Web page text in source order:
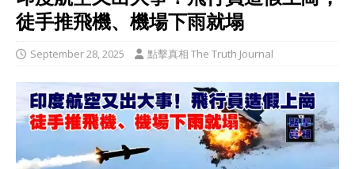
徒手推飛機、機場下雨就塌
September 28, 2025 點擊真相 The Truth Journal